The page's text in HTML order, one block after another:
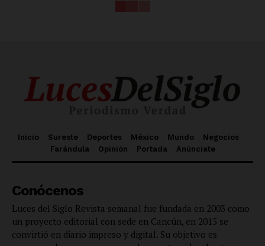
Inicio Sureste Deportes México Mundo
Negocios
Farándula
Opinión Portada Anúnciate
Conócenos
Luces del Siglo Revista semanal fue fundada en 2003 como
un proyecto editorial con sede en Cancún, en 2015 se
convirtió en diario impreso y digital. Su objetivo es